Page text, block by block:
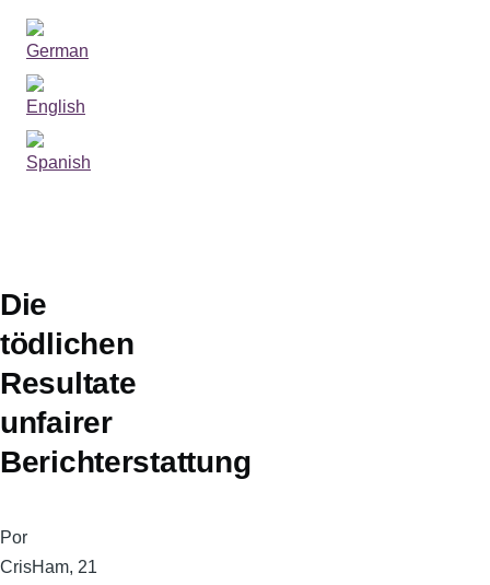
Sprachumschalter
Die
tödlichen
Resultate
unfairer
Berichterstattung
Por
CrisHam, 21